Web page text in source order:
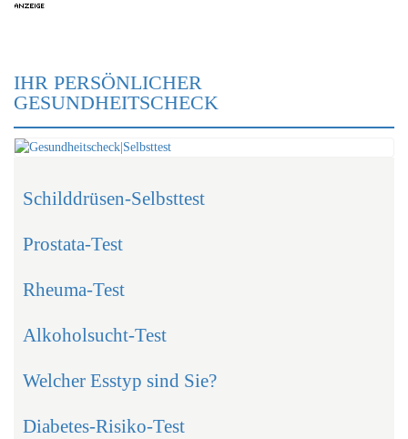
IHR PERSÖNLICHER
GESUNDHEITSCHECK
Schilddrüsen-Selbsttest
Prostata-Test
Rheuma-Test
Alkoholsucht-Test
Welcher Esstyp sind Sie?
Diabetes-Risiko-Test